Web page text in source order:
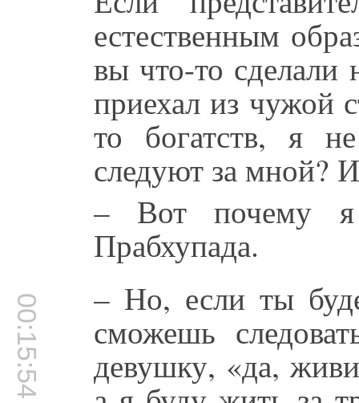
естественным
вы что-то
приехал из чужой
то богатств, я
следуют за мной?
– Вот почему
Прабхупада.
00:15:54 – Но, если ты
сможешь
девушку, «да,